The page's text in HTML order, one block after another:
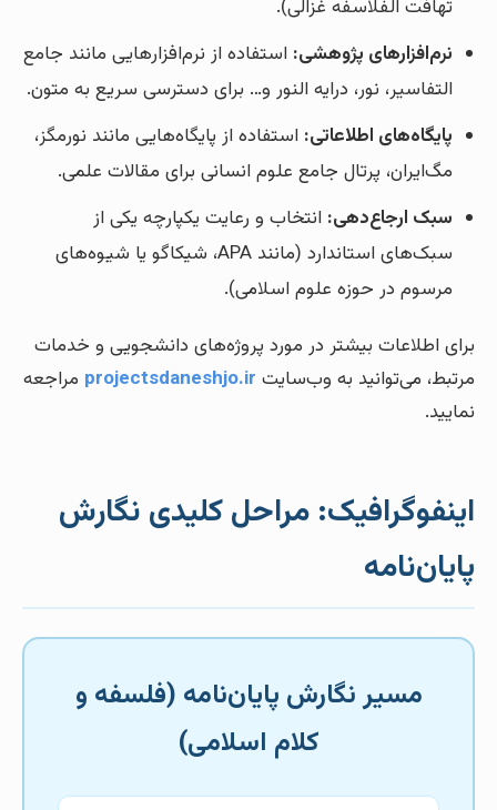
تهافت الفلاسفه غزالی).
نرم‌افزارهای پژوهشی: استفاده از نرم‌افزارهایی مانند جامع
التفاسیر، نور، درایه النور و… برای دسترسی سریع به متون.
پایگاه‌های اطلاعاتی: استفاده از پایگاه‌هایی مانند نورمگز،
مگ‌ایران، پرتال جامع علوم انسانی برای مقالات علمی.
سبک ارجاع‌دهی: انتخاب و رعایت یکپارچه یکی از
سبک‌های استاندارد (مانند APA، شیکاگو یا شیوه‌های
مرسوم در حوزه علوم اسلامی).
برای اطلاعات بیشتر در مورد پروژه‌های دانشجویی و خدمات
مرتبط، می‌توانید به وب‌سایت projectsdaneshjo.ir مراجعه
نمایید.
اینفوگرافیک: مراحل کلیدی نگارش
پایان‌نامه
مسیر نگارش پایان‌نامه (فلسفه و
کلام اسلامی)